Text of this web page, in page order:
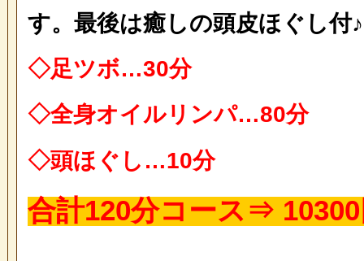
す。最後は癒しの頭皮ほぐし付♪
◇足ツボ…30分
◇全身オイルリンパ…80分
◇頭ほぐし…10分
合計120分コース⇒